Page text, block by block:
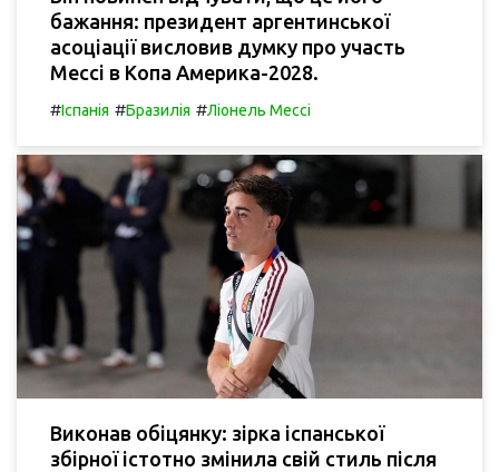
бажання: президент аргентинської
асоціації висловив думку про участь
Мессі в Копа Америка-2028.
#Іспанія #Бразилія #Ліонель Мессі
Виконав обіцянку: зірка іспанської
збірної істотно змінила свій стиль після